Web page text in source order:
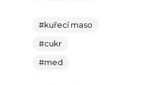
#kuřecí maso
#cukr
#med